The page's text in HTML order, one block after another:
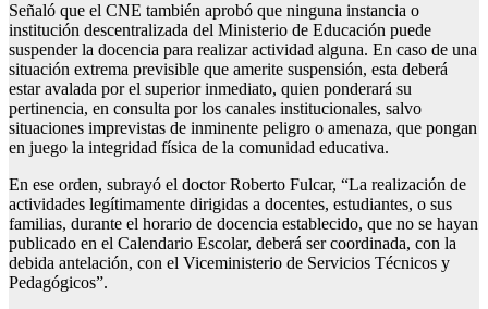
Señaló que el CNE también aprobó que ninguna instancia o
institución descentralizada del Ministerio de Educación puede
suspender la docencia para realizar actividad alguna. En caso de una
situación extrema previsible que amerite suspensión, esta deberá
estar avalada por el superior inmediato, quien ponderará su
pertinencia, en consulta por los canales institucionales, salvo
situaciones imprevistas de inminente peligro o amenaza, que pongan
en juego la integridad física de la comunidad educativa.
En ese orden, subrayó el doctor Roberto Fulcar, “La realización de
actividades legítimamente dirigidas a docentes, estudiantes, o sus
familias, durante el horario de docencia establecido, que no se hayan
publicado en el Calendario Escolar, deberá ser coordinada, con la
debida antelación, con el Viceministerio de Servicios Técnicos y
Pedagógicos”.